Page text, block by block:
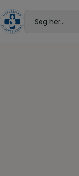
til
indholdet
Søg her...